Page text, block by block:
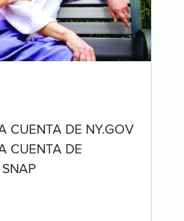
CUENTA DE NY.GOV
CUENTA DE
SNAP